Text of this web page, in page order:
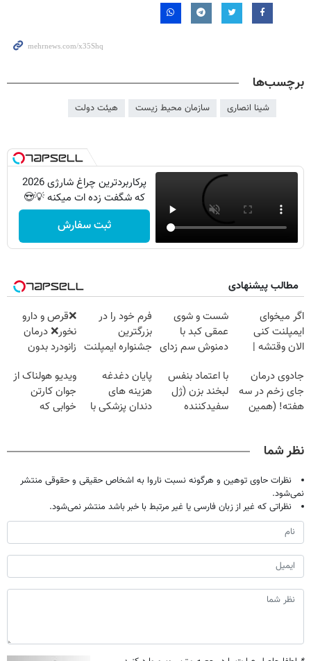
برچسب‌ها
شینا انصاری سازمان محیط زیست هیئت دولت
پرکاربردترین چراغ شارژی 2026
که شگفت زده ات میکنه 💡😍
ثبت سفارش
مطالب پیشنهادی
اگر میخوای
ایمپلنت کنی
الان وقتشه |
میلیون تومان!!!
شست و شوی
عمقی کبد با
دمنوش سم زدای
فرم خود را در
بزرگترین
جشنواره ایمپلنت
فقط ۲۵ میلیون
❌قرص‌ و دارو
نخور❌ درمان
زانودرد بدون
جادوی درمان
جای زخم در سه
هفته! (همین
با اعتماد بنفس
لبخند بزن (ژل
سفیدکننده
پایان دغدغه
هزینه های
دندان پزشکی با
ویدیو هولناک از
جوان کارتن
خوابی که
نظر شما
نظرات حاوی توهین و هرگونه نسبت ناروا به اشخاص حقیقی و حقوقی منتشر
نمی‌شود.
نظراتی که غیر از زبان فارسی یا غیر مرتبط با خبر باشد منتشر نمی‌شود.